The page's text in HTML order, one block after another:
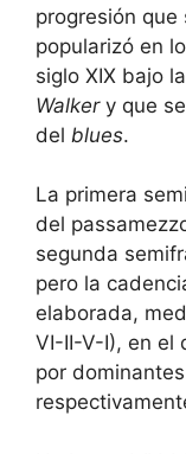
progresión
popularizó en
siglo XIX bajo
Walkery que
del blues.
La primera
del
segunda
pero la
elaborada,
VI-II-V-I), en el
por